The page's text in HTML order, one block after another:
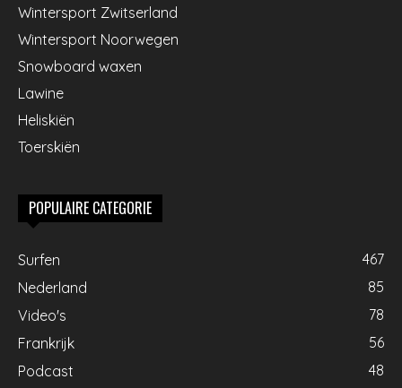
Wintersport Zwitserland
Wintersport Noorwegen
Snowboard waxen
Lawine
Heliskiën
Toerskiën
POPULAIRE CATEGORIE
Surfen
467
Nederland
85
Video's
78
Frankrijk
56
Podcast
48